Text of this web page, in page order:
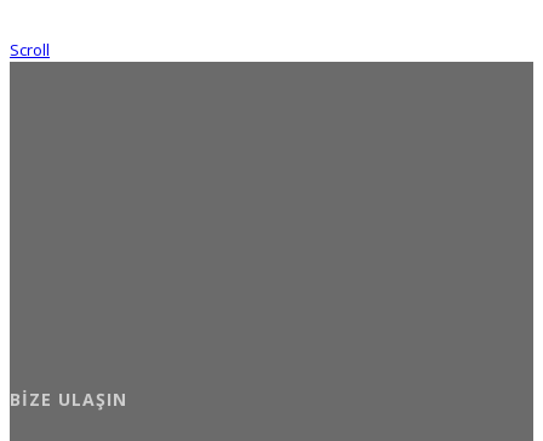
Scroll
BIZE ULAŞIN